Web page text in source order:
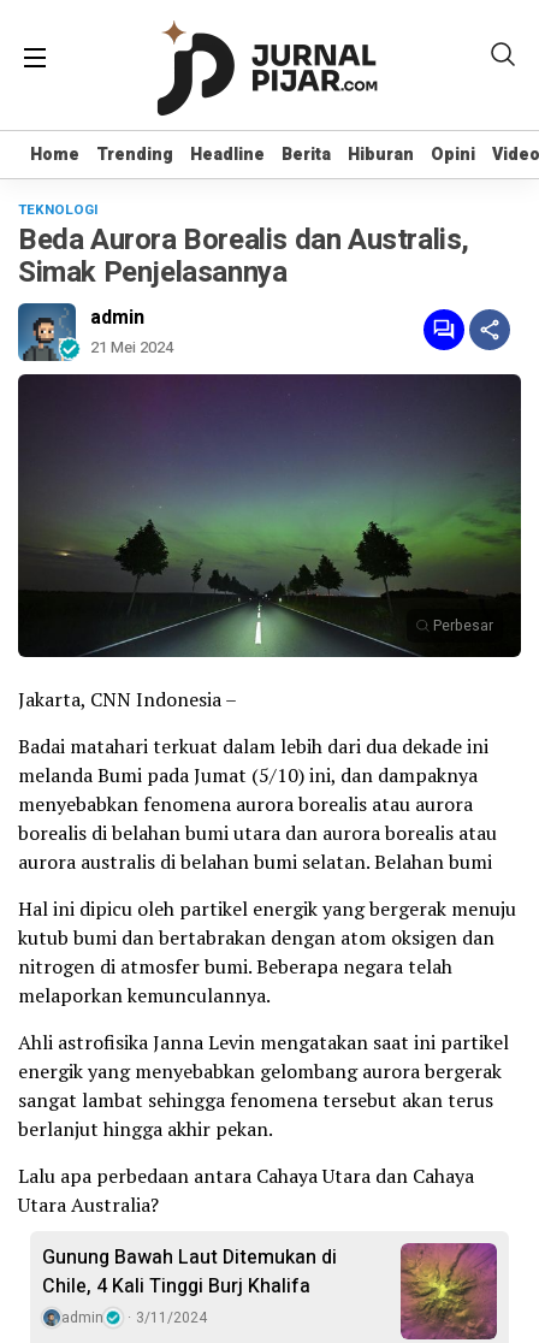
Home Trending Headline Berita Hiburan Opini Video
Home Trending Headline Berita Hiburan Opini Video
TEKNOLOGI
Beda Aurora Borealis dan Australis,
Simak Penjelasannya
admin
21 Mei 2024
Perbesar
Jakarta, CNN Indonesia –
Badai matahari terkuat dalam lebih dari dua dekade ini
melanda Bumi pada Jumat (5/10) ini, dan dampaknya
menyebabkan fenomena aurora borealis atau aurora
borealis di belahan bumi utara dan aurora borealis atau
aurora australis di belahan bumi selatan. Belahan bumi
Hal ini dipicu oleh partikel energik yang bergerak menuju
kutub bumi dan bertabrakan dengan atom oksigen dan
nitrogen di atmosfer bumi. Beberapa negara telah
melaporkan kemunculannya.
Ahli astrofisika Janna Levin mengatakan saat ini partikel
energik yang menyebabkan gelombang aurora bergerak
sangat lambat sehingga fenomena tersebut akan terus
berlanjut hingga akhir pekan.
Lalu apa perbedaan antara Cahaya Utara dan Cahaya
Utara Australia?
Gunung Bawah Laut Ditemukan di
Chile, 4 Kali Tinggi Burj Khalifa
admin 3/11/2024